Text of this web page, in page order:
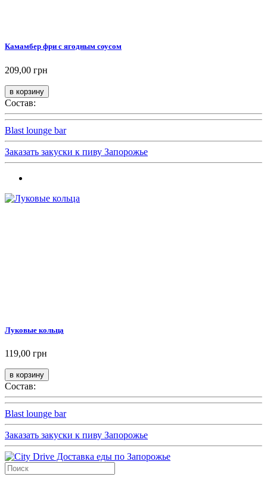
Камамбер фри с ягодным соусом
209,00 грн
Состав:
Blast lounge bar
Заказать закуски к пиву Запорожье
Луковые кольца
119,00 грн
Состав:
Blast lounge bar
Заказать закуски к пиву Запорожье